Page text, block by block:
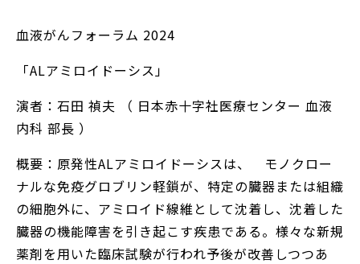
血液がんフォーラム 2024
「ALアミロイドーシス」
演者：石田 禎夫 （ 日本赤十字社医療センター 血液
内科 部長 ）
概要：原発性ALアミロイドーシスは、 モノクロー
ナルな免疫グロブリン軽鎖が、特定の臓器または組織
の細胞外に、アミロイド線維として沈着し、沈着した
臓器の機能障害を引き起こす疾患である。様々な新規
薬剤を用いた臨床試験が行われ予後が改善しつつあ